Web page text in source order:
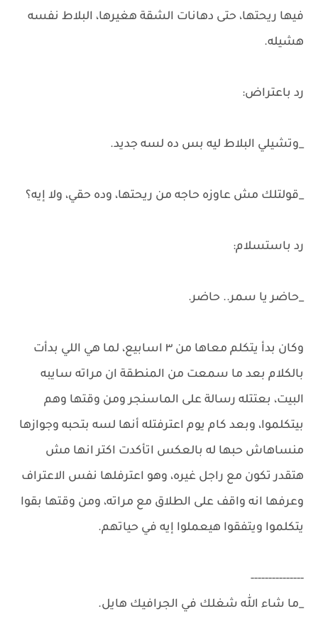
فيها ريحتها، حتى دهانات الشقة هغيرها، البلاط نفسه
هشيله.
رد باعتراض:
_وتشيلي البلاط ليه بس ده لسه جديد.
_قولتلك مش عاوزه حاجه من ريحتها، وده حقي، ولا إيه؟
رد باستسلام:
_حاضر يا سمر.. حاضر.
وكان بدأ يتكلم معاها من ٣ اسابيع، لما هي اللي بدأت
بالكلام بعد ما سمعت من المنطقة ان مراته سايبه
البيت، بعتتله رسالة على الماسنجر ومن وقتها وهم
بيتكلموا، وبعد كام يوم اعترفتله أنها لسه بتحبه وجوازها
منساهاش حبها له بالعكس اتأكدت اكتر انها مش
هتقدر تكون مع راجل غيره، وهو اعترفلها نفس الاعتراف
وعرفها انه واقف على الطلاق مع مراته، ومن وقتها بقوا
يتكلموا ويتفقوا هيعملوا إيه في حياتهم.
---------------
_ما شاء الله شغلك في الجرافيك هايل.